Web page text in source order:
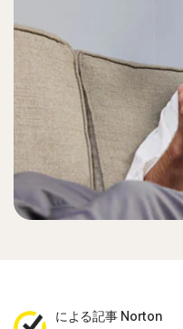
による記事 Norton